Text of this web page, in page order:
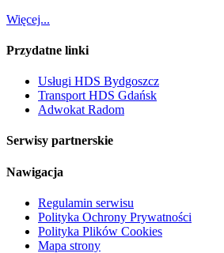
Więcej...
Przydatne linki
Usługi HDS Bydgoszcz
Transport HDS Gdańsk
Adwokat Radom
Serwisy partnerskie
Nawigacja
Regulamin serwisu
Polityka Ochrony Prywatności
Polityka Plików Cookies
Mapa strony